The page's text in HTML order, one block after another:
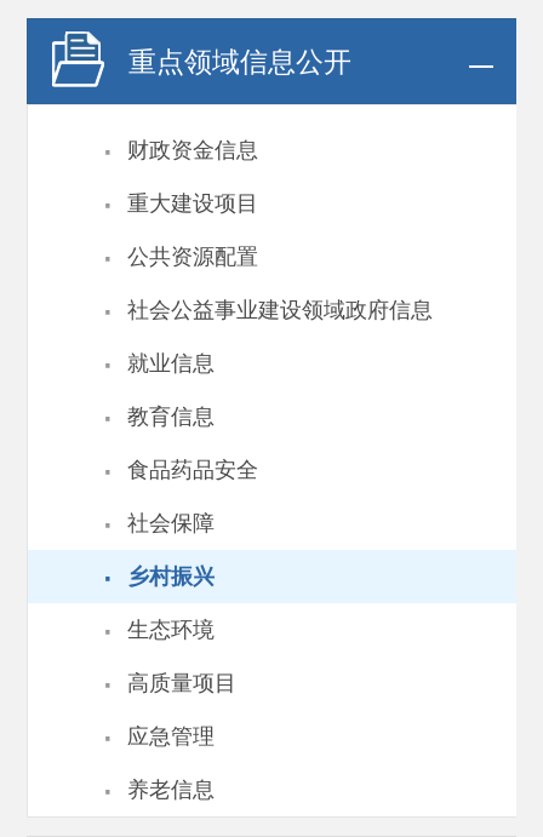
重点领域信息公开
· 财政资金信息
· 重大建设项目
· 公共资源配置
· 社会公益事业建设领域政府信息
· 就业信息
· 教育信息
· 食品药品安全
· 社会保障
· 乡村振兴
· 生态环境
· 高质量项目
· 应急管理
· 养老信息